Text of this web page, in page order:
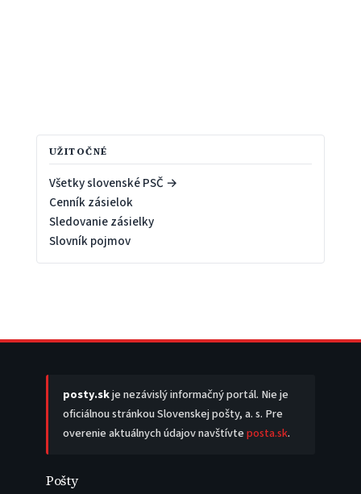
UŽITOČNÉ
Všetky slovenské PSČ →
Cenník zásielok
Sledovanie zásielky
Slovník pojmov
posty.skje nezávislý informačný portál. Nie je
oficiálnou stránkou Slovenskej pošty, a. s. Pre
overenie aktuálnych údajov navštívteposta.sk.
Pošty